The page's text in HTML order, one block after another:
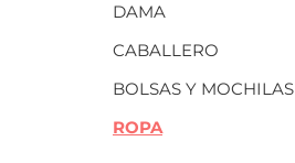
DAMA
CABALLERO
BOLSAS Y MOCHILAS
ROPA